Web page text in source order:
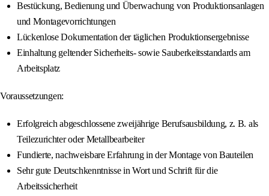
Bestückung, Bedienung und Überwachung von Produktionsanlagen
und Montagevorrichtungen
Lückenlose Dokumentation der täglichen Produktionsergebnisse
Einhaltung geltender Sicherheits- sowie Sauberkeitsstandards am
Arbeitsplatz
Voraussetzungen:
Erfolgreich abgeschlossene zweijährige Berufsausbildung, z. B. als
Teilezurichter oder Metallbearbeiter
Fundierte, nachweisbare Erfahrung in der Montage von Bauteilen
Sehr gute Deutschkenntnisse in Wort und Schrift für die
Arbeitssicherheit